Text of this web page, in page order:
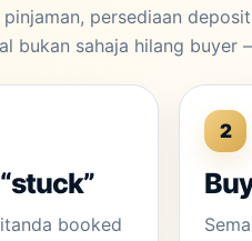
persediaan
bukan sahaja hilang
booked
2